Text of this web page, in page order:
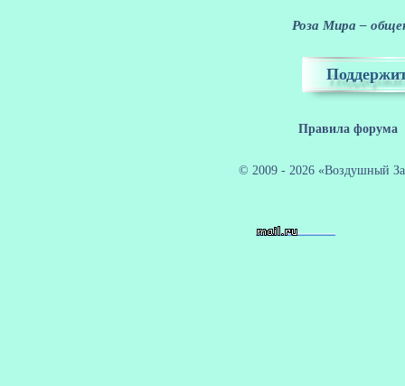
Роза Мира –
Правила форума
© 2009 - 2026 «Воздушный